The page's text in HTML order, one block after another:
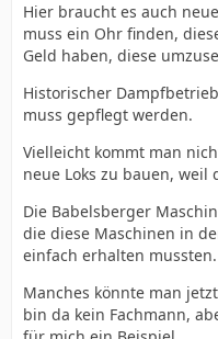
Hier braucht es auch
muss ein Ohr finden,
Geld haben, diese
Historischer
muss gepflegt werden.
Vielleicht kommt man
neue Loks zu bauen,
Die Babelsberger
die diese Maschinen in
einfach erhalten mussten.
Manches könnte man
bin da kein Fachmann,